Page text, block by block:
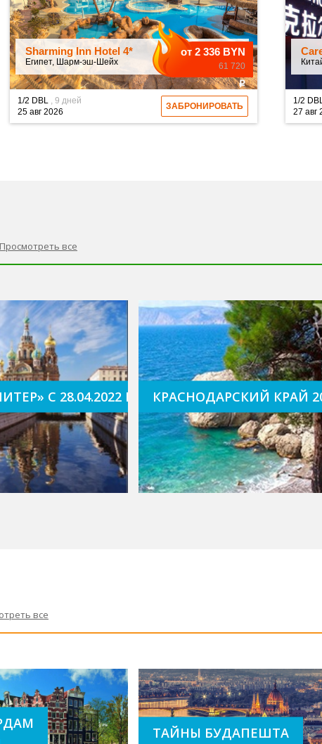
Просмотреть все
экскурсия по Москве
с 28.04.2022 и далее каждый четверг
КРАСНОДАРСКИЙ КРАЙ
все
Тайны Будапешта